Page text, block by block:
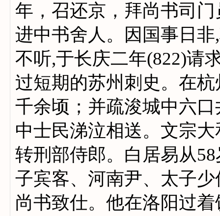
年，召还京，拜尚书司
进中书舍人。因国事日
不听,于长庆二年(822)请
过短期的苏州刺史。在
千余顷；并疏浚城中六
中士民涕泣相送。文宗
转刑部侍郎。白居易从
子宾客、河南尹、太子
尚书致仕。他在洛阳过